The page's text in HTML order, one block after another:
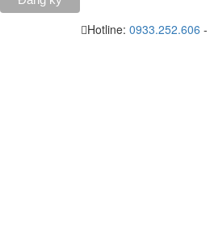
Hotline: 0933.252.606 -